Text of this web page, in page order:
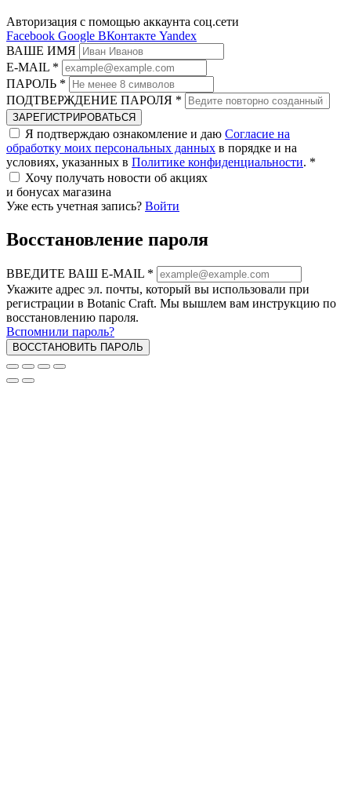
Авторизация с помощью аккаунта соц.сети
Facebook Google ВКонтакте Yandex
ВАШЕ ИМЯ
E-MAIL *
ПАРОЛЬ *
ПОДТВЕРЖДЕНИЕ ПАРОЛЯ *
ЗАРЕГИСТРИРОВАТЬСЯ
Я подтверждаю ознакомление и даю Согласие на
обработку моих персональных данных в порядке и на
условиях, указанных в Политике конфиденциальности. *
Хочу получать новости об акциях
и бонусах магазина
Уже есть учетная запись? Войти
Восстановление пароля
ВВЕДИТЕ ВАШ E-MAIL *
Укажите адрес эл. почты, который вы использовали при
регистрации в Botanic Craft. Мы вышлем вам инструкцию по
восстановлению пароля.
Вспомнили пароль?
ВОССТАНОВИТЬ ПАРОЛЬ